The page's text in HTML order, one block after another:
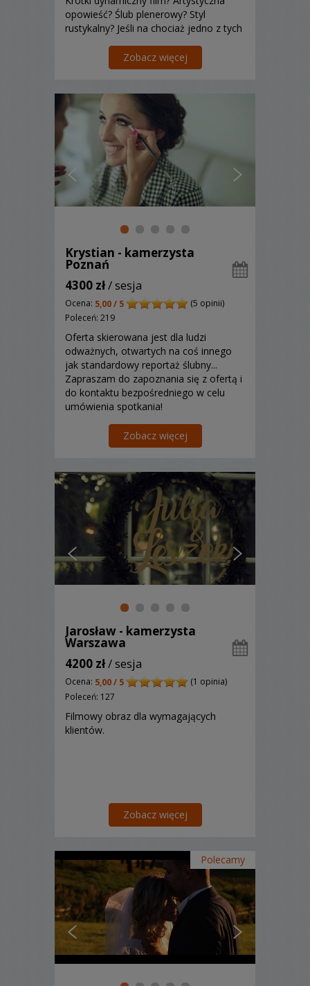
opowieść? Ślub plenerowy? Styl
rustykalny? Jeśli na chociaż jedno z tych
pewno się dogadamy, zapraszam :)
Zobacz więcej
Krystian - kamerzysta
Poznań
4300 zł/ sesja
Ocena: 5,00 / 5
(5 opinii)
Poleceń: 219
Oferta skierowana jest dla ludzi
odważnych, otwartych na coś innego
jak standardowy reportaż ślubny...
Zapraszam do zapoznania się z ofertą i
do kontaktu bezpośredniego w celu
umówienia spotkania!
Zobacz więcej
Jarosław - kamerzysta
Warszawa
4200 zł/ sesja
Ocena: 5,00 / 5
(1 opinia)
Poleceń: 127
Filmowy obraz dla wymagających
klientów.
Zobacz więcej
Polecamy